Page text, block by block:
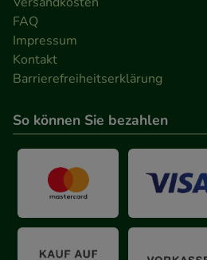
FAQ
Impressum
Kontakt
Barrierefreiheitserklärung
So können Sie bezahlen